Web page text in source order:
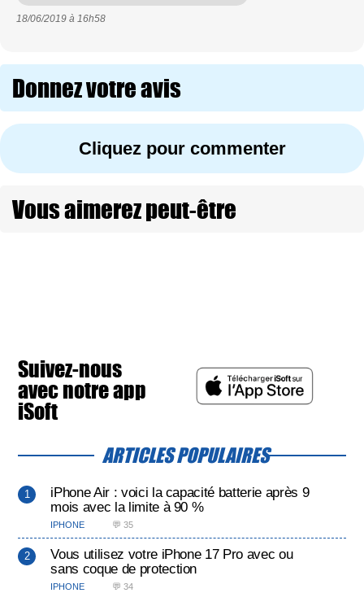
18/06/2019 à 16h58
Donnez votre avis
Cliquez pour commenter
Vous aimerez peut-être
Suivez-nous
avec notre app
iSoft
ARTICLES POPULAIRES
iPhone Air : voici la capacité batterie après 9
mois avec la limite à 90 %
IPHONE 💬 35
Vous utilisez votre iPhone 17 Pro avec ou
sans coque de protection
IPHONE 💬 34